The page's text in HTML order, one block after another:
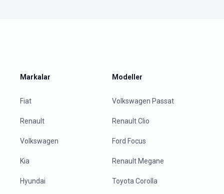
Markalar
Fiat
Renault
Volkswagen
Kia
Hyundai
Modeller
Volkswagen Passat
Renault Clio
Ford Focus
Renault Megane
Toyota Corolla